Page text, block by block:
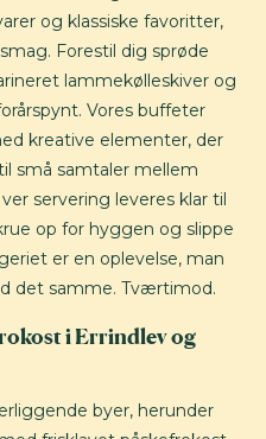
og klassiske favoritter,
Forestil dig sprøde
lammekølleskiver og
Vores buffeter
kreative elementer, der
små samtaler mellem
servering leveres klar til
op for hyggen og slippe
er en oplevelse, man
det samme. Tværtimod.
i Errindlev og
byer, herunder